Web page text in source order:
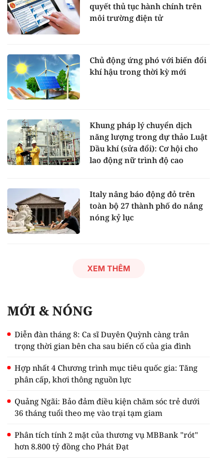
quyết thủ tục hành chính trên
môi trường điện tử
Chủ động ứng phó với biến đổi
khí hậu trong thời kỳ mới
Khung pháp lý chuyển dịch
năng lượng trong dự thảo Luật
Dầu khí (sửa đổi): Cơ hội cho
lao động nữ trình độ cao
Italy nâng báo động đỏ trên
toàn bộ 27 thành phố do nắng
nóng kỷ lục
XEM THÊM
MỚI & NÓNG
Diễn đàn tháng 8: Ca sĩ Duyên Quỳnh càng trân
trọng thời gian bên cha sau biến cố của gia đình
Hợp nhất 4 Chương trình mục tiêu quốc gia: Tăng
phân cấp, khơi thông nguồn lực
Quảng Ngãi: Bảo đảm điều kiện chăm sóc trẻ dưới
36 tháng tuổi theo mẹ vào trại tạm giam
Phân tích tính 2 mặt của thương vụ MBBank "rót"
hơn 8.800 tỷ đồng cho Phát Đạt